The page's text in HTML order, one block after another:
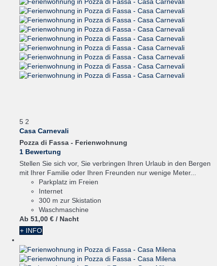
5 2
Casa Carnevali
Pozza di Fassa - Ferienwohnung
1 Bewertung
Stellen Sie sich vor, Sie verbringen Ihren Urlaub in den Bergen
mit Ihrer Familie oder Ihren Freunden nur wenige Meter...
Parkplatz im Freien
Internet
300 m zur Skistation
Waschmaschine
Ab 51,00 € / Nacht
+ INFO